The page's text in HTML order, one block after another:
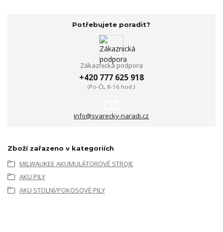
Potřebujete poradit?
Zákaznická podpora
+420 777 625 918
(Po-Čt, 8-16 hod.)
info@svarecky-naradi.cz
Zboží zařazeno v kategoriích
MILWAUKEE AKUMULÁTOROVÉ STROJE
AKU PILY
AKU STOLNÍ/POKOSOVÉ PILY